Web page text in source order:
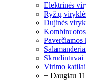
Elektrinės
Ryžių
Dujinės
Paverčiamos
Salamanderiai
Skrudintuvai
Virimo katilai
+ Daugiau 11